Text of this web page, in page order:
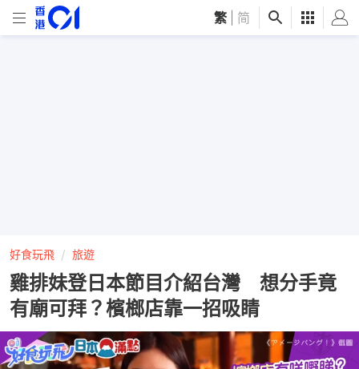
繁 简
好食玩飛 旅遊
雞排妹登日本節目介紹台灣 想分手竟
有廟可拜？檳榔店靠一招吸睛